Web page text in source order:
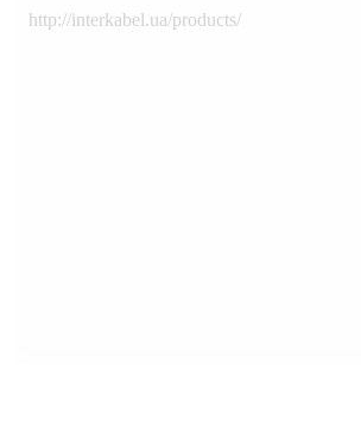
http://interkabel.ua/products/